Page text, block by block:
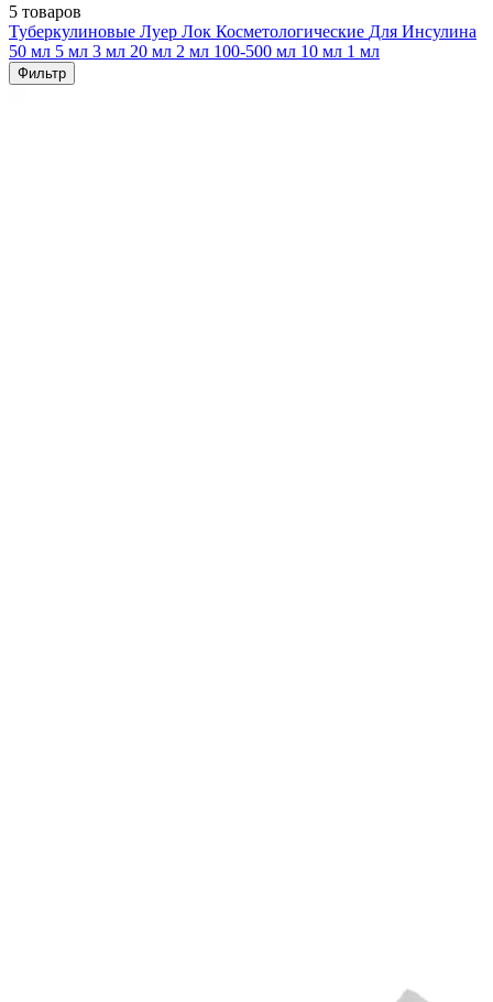
5 товаров
Туберкулиновые Луер Лок Косметологические Для Инсулина
50 мл 5 мл 3 мл 20 мл 2 мл 100-500 мл 10 мл 1 мл
Фильтр